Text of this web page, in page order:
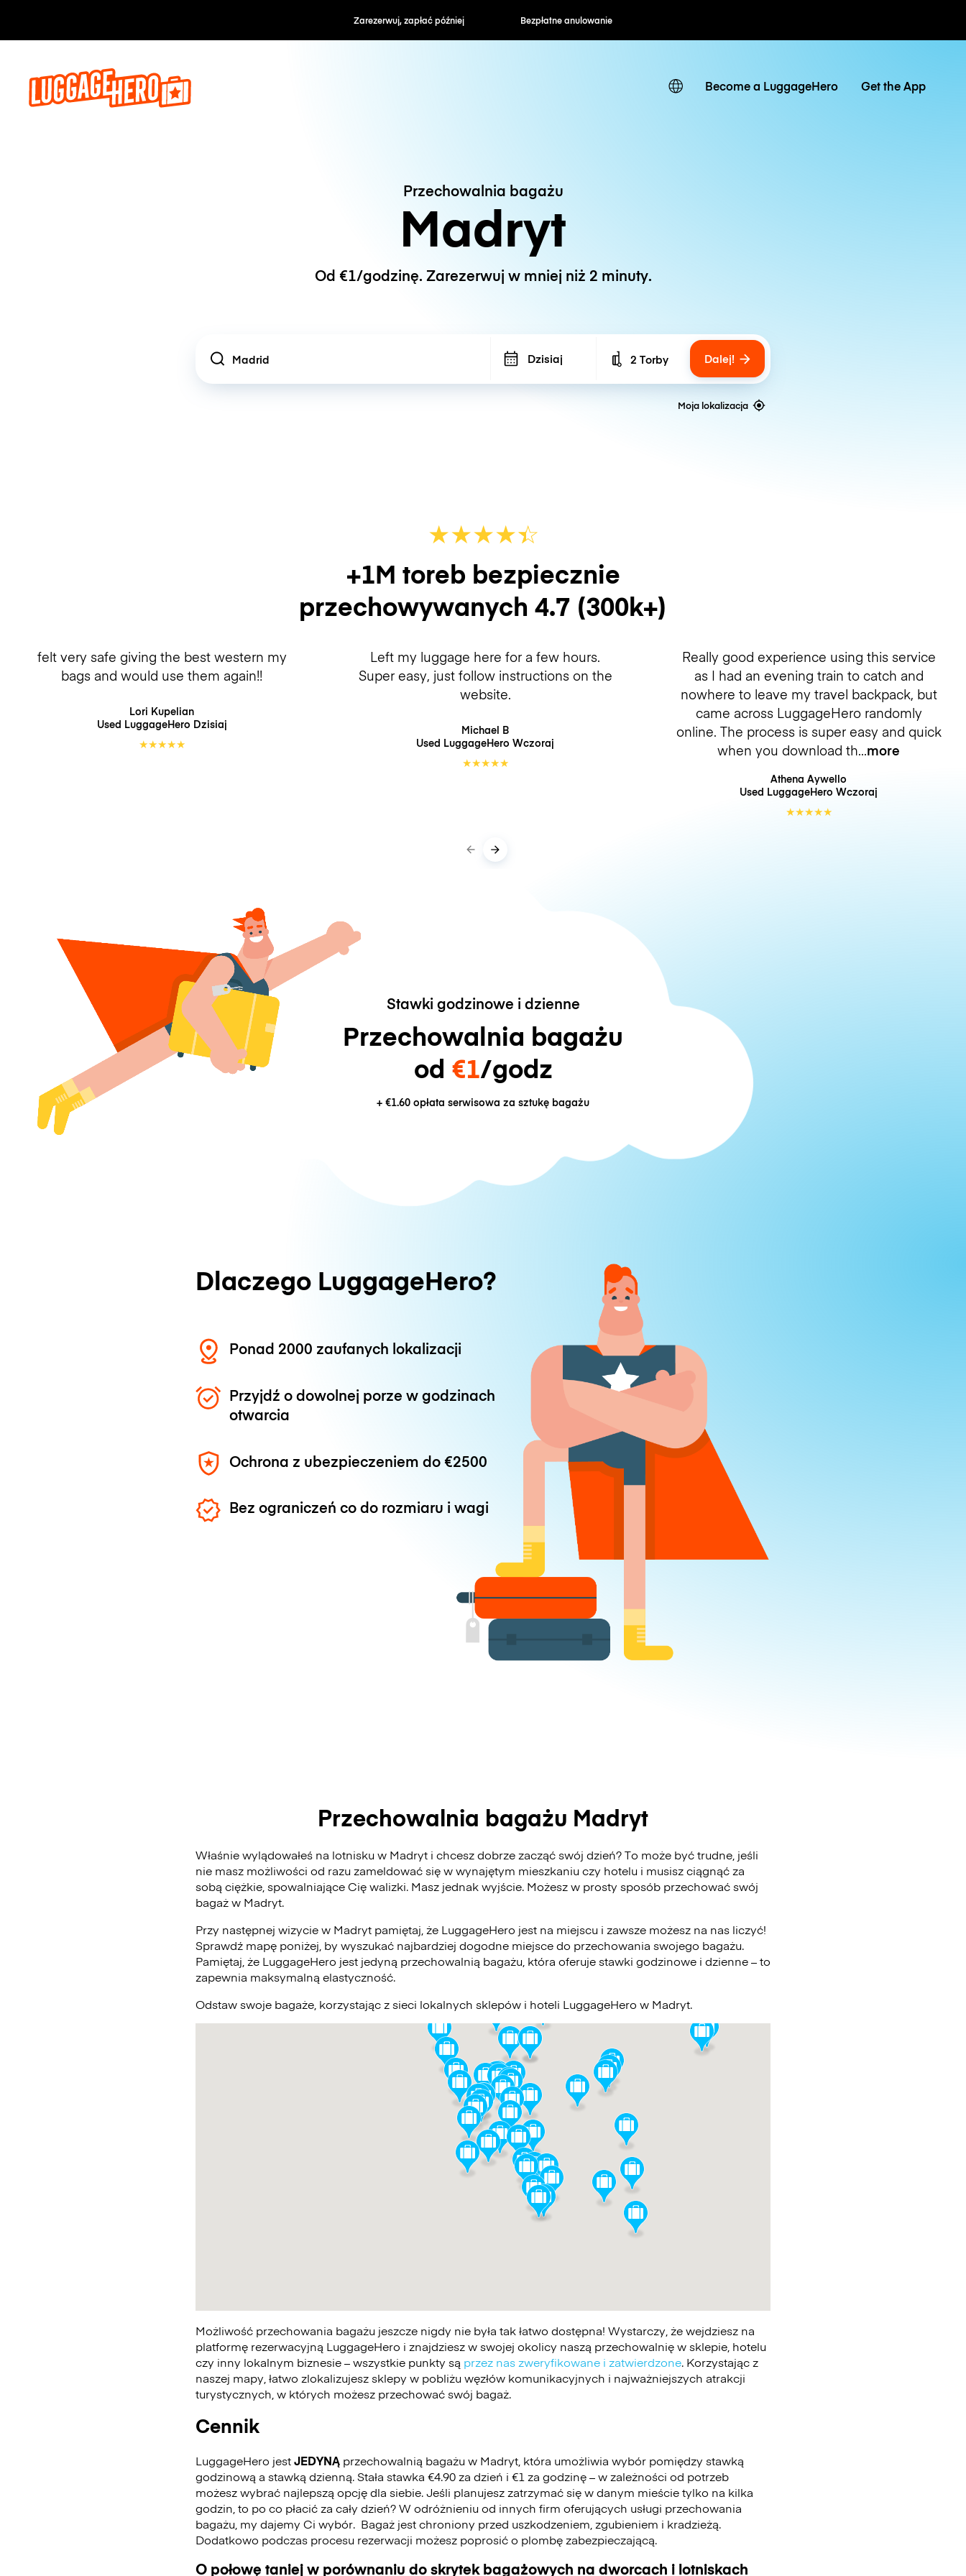
Zarezerwuj, zapłać później Bezpłatne anulowanie Stawki godzinowe / dzienne
Become a LuggageHero Get the App
Przechowalnia bagażu
Madryt
Od €1/godzinę. Zarezerwuj w mniej niż 2 minuty.
Location Dzisiaj Number of bags
2 Torby Dalej!
Moja lokalizacja
★★★★☆
★
+1M toreb bezpiecznie
przechowywanych 4.7 (300k+)
felt very safe giving the best western my
bags and would use them again!!
Lori Kupelian
Used LuggageHero Dzisiaj
★★★★★
Left my luggage here for a few hours.
Super easy, just follow instructions on the
website.
Michael B
Used LuggageHero Wczoraj
★★★★★
Really good experience using this service
as I had an evening train to catch and
nowhere to leave my travel backpack, but
came across LuggageHero randomly
online. The process is super easy and quick
when you download th more
Athena Aywello
Used LuggageHero Wczoraj
★★★★★
Stawki godzinowe i dzienne
Przechowalnia bagażu
od €1/godz
+ €1.60 opłata serwisowa za sztukę bagażu
Dlaczego LuggageHero?
Ponad 2000 zaufanych lokalizacji
Przyjdź o dowolnej porze w godzinach
otwarcia
Ochrona z ubezpieczeniem do €2500
Bez ograniczeń co do rozmiaru i wagi
Przechowalnia bagażu Madryt
Właśnie wylądowałeś na lotnisku w Madryt i chcesz dobrze zacząć swój dzień? To może być trudne, jeśli
nie masz możliwości od razu zameldować się w wynajętym mieszkaniu czy hotelu i musisz ciągnąć za
sobą ciężkie, spowalniające Cię walizki. Masz jednak wyjście. Możesz w prosty sposób przechować swój
bagaż w Madryt.
Przy następnej wizycie w Madryt pamiętaj, że LuggageHero jest na miejscu i zawsze możesz na nas liczyć!
Sprawdź mapę poniżej, by wyszukać najbardziej dogodne miejsce do przechowania swojego bagażu.
Pamiętaj, że LuggageHero jest jedyną przechowalnią bagażu, która oferuje stawki godzinowe i dzienne – to
zapewnia maksymalną elastyczność.
Odstaw swoje bagaże, korzystając z sieci lokalnych sklepów i hoteli LuggageHero w Madryt.
Możliwość przechowania bagażu jeszcze nigdy nie była tak łatwo dostępna! Wystarczy, że wejdziesz na
platformę rezerwacyjną LuggageHero i znajdziesz w swojej okolicy naszą przechowalnię w sklepie, hotelu
czy inny lokalnym biznesie – wszystkie punkty są przez nas zweryfikowane i zatwierdzone. Korzystając z
naszej mapy, łatwo zlokalizujesz sklepy w pobliżu węzłów komunikacyjnych i najważniejszych atrakcji
turystycznych, w których możesz przechować swój bagaż.
Cennik
LuggageHero jestJEDYNĄ przechowalnią bagażu w Madryt, która umożliwia wybór pomiędzy stawką
godzinową a stawką dzienną. Stała stawka €4.90 za dzień i €1 za godzinę – w zależności od potrzeb
możesz wybrać najlepszą opcję dla siebie. Jeśli planujesz zatrzymać się w danym mieście tylko na kilka
godzin, to po co płacić za cały dzień? W odróżnieniu od innych firm oferujących usługi przechowania
bagażu, my dajemy Ci wybór. Bagaż jest chroniony przed uszkodzeniem, zgubieniem i kradzieżą.
Dodatkowo podczas procesu rezerwacji możesz poprosić o plombę zabezpieczającą.
O połowę taniej w porównaniu do skrytek bagażowych na dworcach i lotniskach